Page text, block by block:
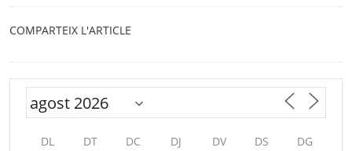
COMPARTEIX L'ARTICLE
DL DT DC DJ DV DS DG